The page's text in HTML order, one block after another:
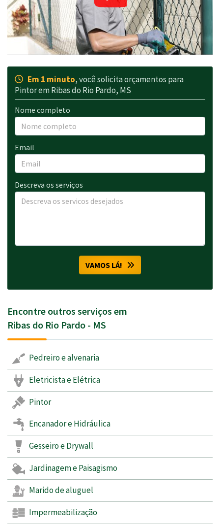
Em 1 minuto, você solicita orçamentos para
Pintor em Ribas do Rio Pardo, MS
Nome completo
Email
Descreva os serviços
VAMOS LÁ!
Encontre outros serviços em
Ribas do Rio Pardo - MS
Pedreiro e alvenaria
Eletricista e Elétrica
Pintor
Encanador e Hidráulica
Gesseiro e Drywall
Jardinagem e Paisagismo
Marido de aluguel
Impermeabilização